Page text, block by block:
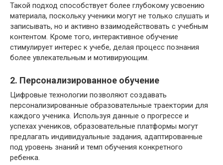
Такой подход способствует более глубокому усвоению
материала, поскольку ученики могут не только слушать и
записывать, но и активно взаимодействовать с учебным
контентом. Кроме того, интерактивное обучение
стимулирует интерес к учебе, делая процесс познания
более увлекательным и мотивирующим.
2. Персонализированное обучение
Цифровые технологии позволяют создавать
персонализированные образовательные траектории для
каждого ученика. Используя данные о прогрессе и
успехах учеников, образовательные платформы могут
предлагать индивидуальные задания, адаптированные
под уровень знаний и темп обучения конкретного
ребенка.